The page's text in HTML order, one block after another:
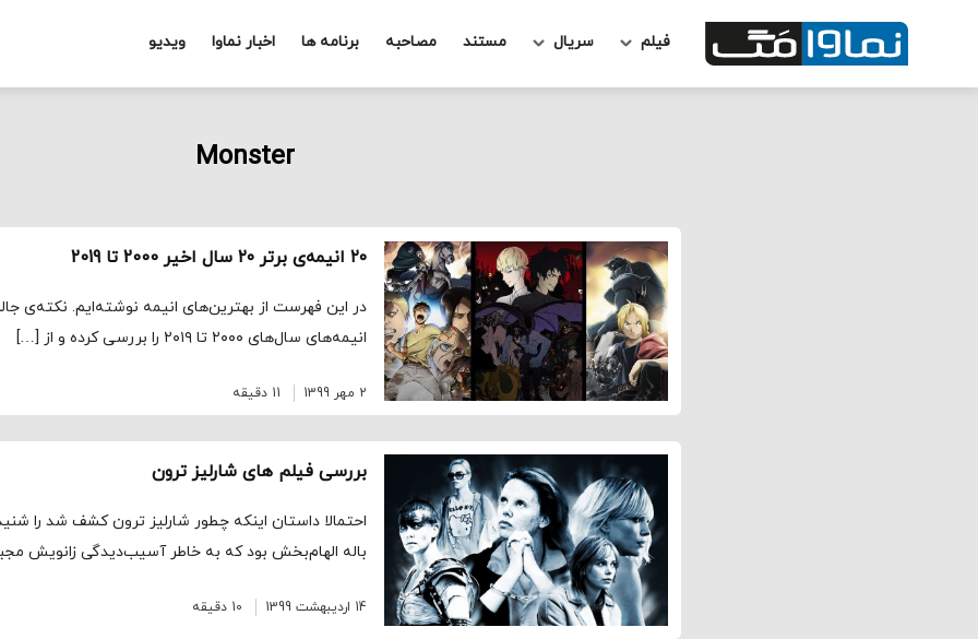
فیلم سریال مستند مصاحبه برنامه ها اخبار نماوا ویدیو
Monster
۲۰ انیمه‌ی برتر ۲۰ سال اخیر 2000 تا 2019
در این فهرست از بهترین‌های انیمه نوشته‌ایم. نکته‌ی
انیمه‌های سال‌های ۲۰۰۰ تا ۲۰۱۹ را بررسی کرده و از […]
2 مهر 1399 11 دقیقه
بررسی فیلم های شارلیز ترون
احتمالا داستان اینکه چطور شارلیز ترون کشف شد را
باله الهام‌بخش بود که به خاطر آسیب‌دیدگی زانویش
14 اردیبهشت 1399 10 دقیقه